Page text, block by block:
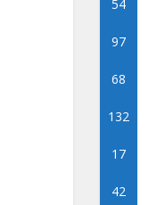
54
97
68
132
17
42